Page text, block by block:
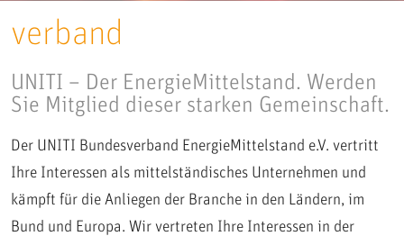
verband
UNITI – Der EnergieMittelstand. Werden
Sie Mitglied dieser starken Gemeinschaft.
Der UNITI Bundesverband EnergieMittelstand e.V. vertritt
Ihre Interessen als mittelständisches Unternehmen und
kämpft für die Anliegen der Branche in den Ländern, im
Bund und Europa. Wir vertreten Ihre Interessen in der